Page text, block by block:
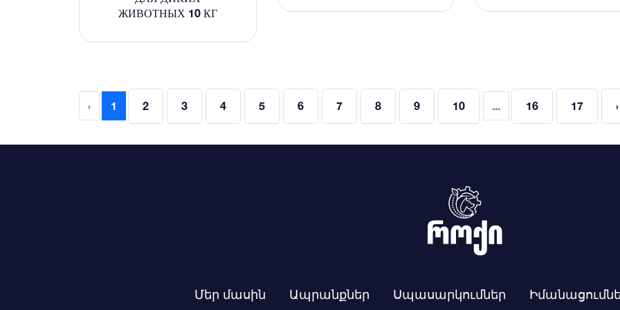
ЖИВОТНЫХ 10 КГ
‹ 1 2 3 4 5 6 7 8 9 10 ... 16 17 ›
Մեր մասին Ապրանքներ Սպասարկումներ